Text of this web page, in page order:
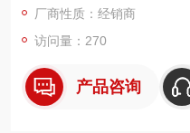
安全功能多样：可用于监测多
厂商性质：经销商
访问量：270
产品咨询